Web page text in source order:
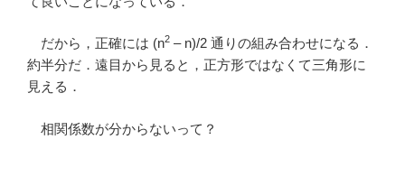
だから，正確には (n2 – n)/2 通りの組み合わせになる．
約半分だ．遠目から見ると，正方形ではなくて三角形に
見える．
相関係数が分からないって？